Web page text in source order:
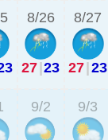
8/26
27 23
8/27
27 23
9/2 9/3